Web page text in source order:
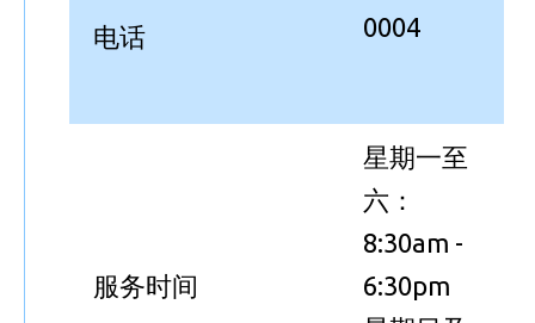
电话
0004
服务时间
星期一至
六：
8:30am -
6:30pm